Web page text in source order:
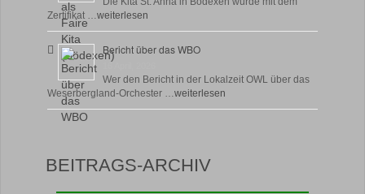
Zertifikat …weiterlesen
Bericht über das WBO
Wer den Bericht in der Lokalzeit OWL über das
Weserbergland-Orchester …weiterlesen
BEITRAGS-ARCHIV